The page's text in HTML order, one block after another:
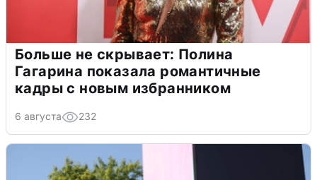
Больше не скрывает: Полина
Гагарина показала романтичные
кадры с новым избранником
6 августа 232